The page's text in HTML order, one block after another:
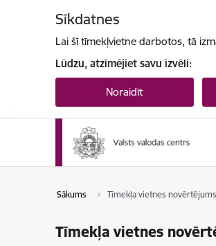
Sīkdatnes
Lai šī tīmekļvietne darbotos, tā
Lūdzu, atzīmējiet savu izvēli:
Noraidīt
Sākums Tīmekļa vietnes novērtējums
Tīmekļa vietnes